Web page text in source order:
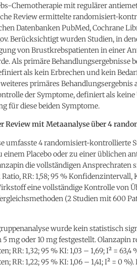
Chemotherapie mit regulärer
Review ermittelte randomisiert-
Datenbanken PubMed, Cochrane
Berücksichtigt wurden Studien, in
von Brustkrebspatienten in einer
Als primäre Behandlungsergebnisse
als kein Erbrechen und kein
primäres Behandlungsergebnis
der Symptome, definiert als
für diese beiden Symptome.
Review mit Metaanalyse über 4
umfasste 4 randomisiert-kontrollierte
einem Placebo oder zu einer üblichen
die vollständigen Ansprechraten
RR: 1,58; 95 % Konfidenzintervall,
eine vollständige Kontrolle von
(2 Studien mit 600
wurde kein statistisch
5 mg oder 10 mg festgestellt. Olanzapin
RR: 1,32; 95 % KI: 1,03 – 1,69; I² =
RR: 1,22; 95 % KI: 1,06 – 1,41; I² = 0